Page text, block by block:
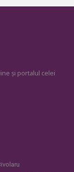
și portalul celei